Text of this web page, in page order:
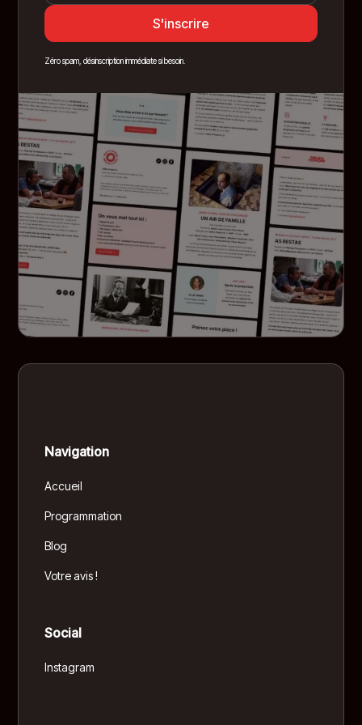
Zéro spam, désinscription immédiate si besoin.
Navigation
Accueil
Programmation
Blog
Votre avis !
Social
Instagram